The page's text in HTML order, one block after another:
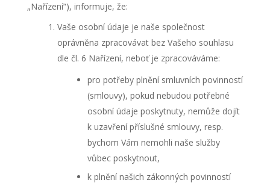
„Nařízení“), informuje, že:
Vaše osobní údaje je naše společnost
oprávněna zpracovávat bez Vašeho souhlasu
dle čl. 6 Nařízení, neboť je zpracováváme:
pro potřeby plnění smluvních povinností
(smlouvy), pokud nebudou potřebné
osobní údaje poskytnuty, nemůže dojít
k uzavření příslušné smlouvy, resp.
bychom Vám nemohli naše služby
vůbec poskytnout,
k plnění našich zákonných povinností